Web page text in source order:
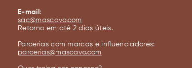
E-mail :
sac@mascavo.com
Retorno em até 2 dias úteis.
Parcerias com marcas e influenciadores:
parcerias@mascavo.com